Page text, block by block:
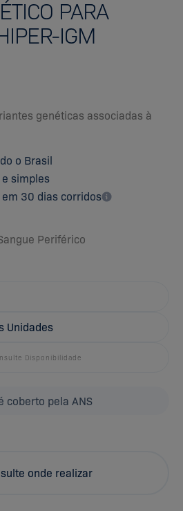
PARA
IGM
genéticas associadas à
o Brasil
simples
30 dias corridos
Periférico
Unidades
Disponibilidade
coberto pela ANS
onde realizar